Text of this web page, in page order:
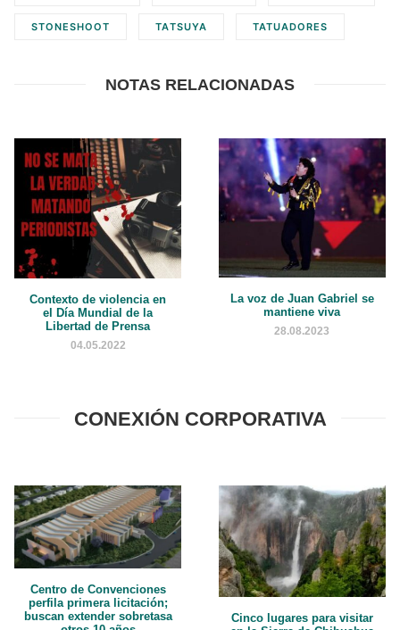
STONESHOOT TATSUYA TATUADORES
NOTAS RELACIONADAS
Contexto de violencia en
el Día Mundial de la
Libertad de Prensa
04.05.2022
La voz de Juan Gabriel se
mantiene viva
28.08.2023
CONEXIÓN CORPORATIVA
Centro de Convenciones
perfila primera licitación;
buscan extender sobretasa
Cinco lugares para visitar